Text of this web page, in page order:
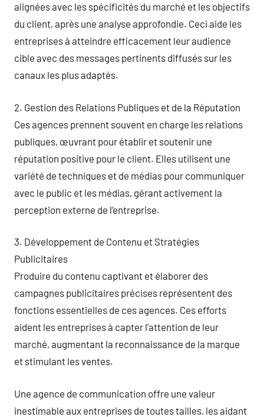
alignées avec les spécificités du marché et les objectifs
du client, après une analyse approfondie. Ceci aide les
entreprises à atteindre efficacement leur audience
cible avec des messages pertinents diffusés sur les
canaux les plus adaptés.
2. Gestion des Relations Publiques et de la Réputation
Ces agences prennent souvent en charge les relations
publiques, œuvrant pour établir et soutenir une
réputation positive pour le client. Elles utilisent une
variété de techniques et de médias pour communiquer
avec le public et les médias, gérant activement la
perception externe de l’entreprise.
3. Développement de Contenu et Stratégies
Publicitaires
Produire du contenu captivant et élaborer des
campagnes publicitaires précises représentent des
fonctions essentielles de ces agences. Ces efforts
aident les entreprises à capter l’attention de leur
marché, augmentant la reconnaissance de la marque
et stimulant les ventes.
Une agence de communication offre une valeur
inestimable aux entreprises de toutes tailles, les aidant